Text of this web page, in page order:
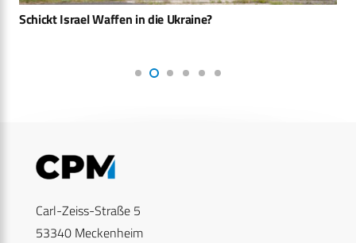
Schickt Israel Waffen in die Ukraine?
Carl-Zeiss-Straße 5
53340 Meckenheim